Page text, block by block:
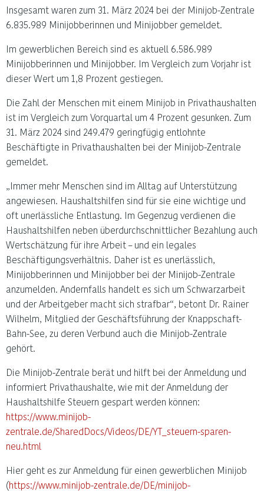
Insgesamt waren zum 31. März 2024 bei der Minijob-Zentrale
6.835.989 Minijobberinnen und Minijobber gemeldet.
Im gewerblichen Bereich sind es aktuell 6.586.989
Minijobberinnen und Minijobber. Im Vergleich zum Vorjahr ist
dieser Wert um 1,8 Prozent gestiegen.
Die Zahl der Menschen mit einem Minijob in Privathaushalten
ist im Vergleich zum Vorquartal um 4 Prozent gesunken. Zum
31. März 2024 sind 249.479 geringfügig entlohnte
Beschäftigte in Privathaushalten bei der Minijob-Zentrale
gemeldet.
„Immer mehr Menschen sind im Alltag auf Unterstützung
angewiesen. Haushaltshilfen sind für sie eine wichtige und
oft unerlässliche Entlastung. Im Gegenzug verdienen die
Haushaltshilfen neben überdurchschnittlicher Bezahlung auch
Wertschätzung für ihre Arbeit – und ein legales
Beschäftigungsverhältnis. Daher ist es unerlässlich,
Minijobberinnen und Minijobber bei der Minijob-Zentrale
anzumelden. Andernfalls handelt es sich um Schwarzarbeit
und der Arbeitgeber macht sich strafbar“, betont Dr. Rainer
Wilhelm, Mitglied der Geschäftsführung der Knappschaft-
Bahn-See, zu deren Verbund auch die Minijob-Zentrale
gehört.
Die Minijob-Zentrale berät und hilft bei der Anmeldung und
informiert Privathaushalte, wie mit der Anmeldung der
Haushaltshilfe Steuern gespart werden können:
https://www.minijob-
zentrale.de/SharedDocs/Videos/DE/YT_steuern-sparen-
neu.html
Hier geht es zur Anmeldung für einen gewerblichen Minijob
(https://www.minijob-zentrale.de/DE/minijob-